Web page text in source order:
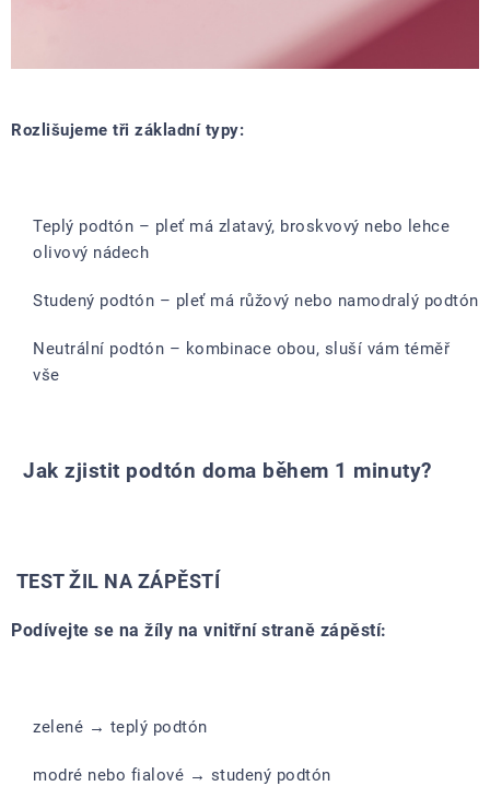
Rozlišujeme tři základní typy:
Teplý podtón – pleť má zlatavý, broskvový nebo lehce
olivový nádech
Studený podtón – pleť má růžový nebo namodralý podtón
Neutrální podtón – kombinace obou, sluší vám téměř
vše
Jak zjistit podtón doma během 1 minuty?
TEST ŽIL NA ZÁPĚSTÍ
Podívejte se na žíly na vnitřní straně zápěstí:
zelené → teplý podtón
modré nebo fialové → studený podtón